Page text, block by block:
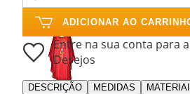
ADICIONAR AO
Entre na sua conta para
Desejos
DESCRIÇÃO MEDIDAS